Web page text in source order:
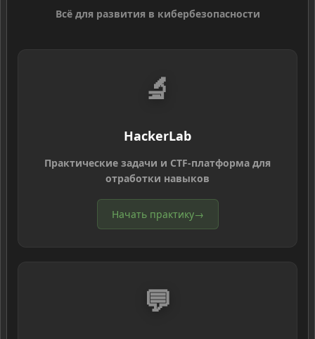
Всё для развития в кибербезопасности
🔬
HackerLab
Практические задачи и CTF-платформа для
отработки навыков
Начать практику→
💬